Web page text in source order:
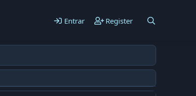
Entrar Register